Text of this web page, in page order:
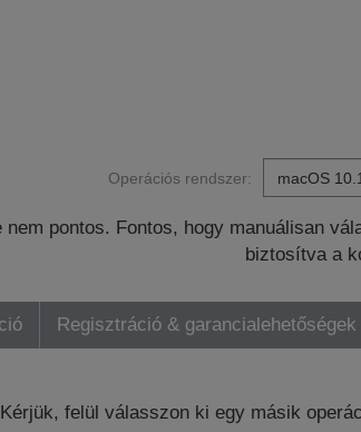
Operációs rendszer:
pontos. Fontos, hogy manuálisan
biztosítva a
Regisztráció & garancialehetőségek
felül válasszon ki egy másik